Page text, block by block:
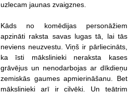
uzlecam jaunas zvaigznes.
Kāds no komēdijas personāžiem
apzināti raksta savas lugas tā, lai tās
neviens neuzvestu. Viņš ir pārliecināts,
ka īsti mākslinieki neraksta kases
grāvējus un nenodarbojas ar dīkdieņu
zemiskās gaumes apmierināšanu. Bet
mākslinieki arī ir cilvēki. Un teātrim